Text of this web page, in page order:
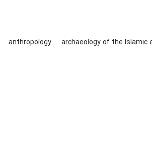
anthropology archaeology of the Islamic